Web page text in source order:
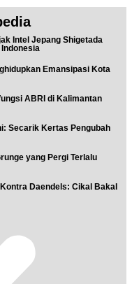
Intel Jepang Shigetada
Emansipasi Kota
ABRI di Kalimantan
Secarik Kertas Pengubah
yang Pergi Terlalu
Daendels: Cikal Bakal